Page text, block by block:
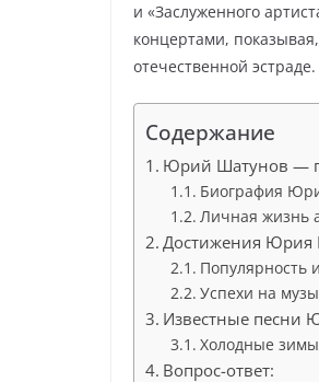
и «Заслуженного
концертами,
отечественной эстраде.
Содержание
Юрий Шатунов —
Биография
Личная жизнь
Достижения Юрия
Популярность
Успехи на
Известные песни
Холодные зимы
Вопрос-ответ: